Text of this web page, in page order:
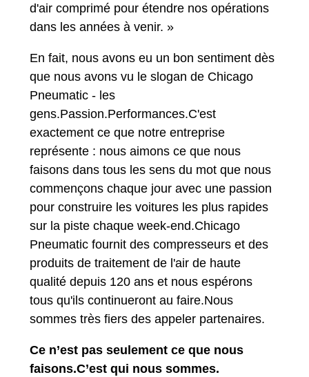
d'air comprimé pour étendre nos opérations
dans les années à venir. »
En fait, nous avons eu un bon sentiment dès
que nous avons vu le slogan de Chicago
Pneumatic - les
gens.Passion.Performances.C'est
exactement ce que notre entreprise
représente : nous aimons ce que nous
faisons dans tous les sens du mot que nous
commençons chaque jour avec une passion
pour construire les voitures les plus rapides
sur la piste chaque week-end.Chicago
Pneumatic fournit des compresseurs et des
produits de traitement de l'air de haute
qualité depuis 120 ans et nous espérons
tous qu'ils continueront au faire.Nous
sommes très fiers des appeler partenaires.
Ce n’est pas seulement ce que nous
faisons.C’est qui nous sommes.